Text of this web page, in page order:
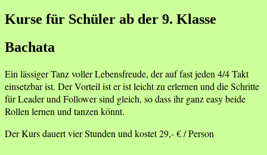
Kurse für Schüler ab der 9. Klasse
Bachata
Ein lässiger Tanz voller Lebensfreude, der auf fast jeden 4/4 Takt
einsetzbar ist. Der Vorteil ist er ist leicht zu erlernen und die Schritte
für Leader und Follower sind gleich, so dass ihr ganz easy beide
Rollen lernen und tanzen könnt.
Der Kurs dauert vier Stunden und kostet 29,- € / Person